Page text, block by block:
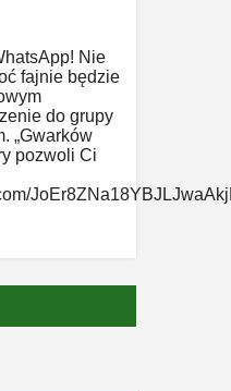
Nie
fajnie będzie
do grupy
„Gwarków
pozwoli Ci